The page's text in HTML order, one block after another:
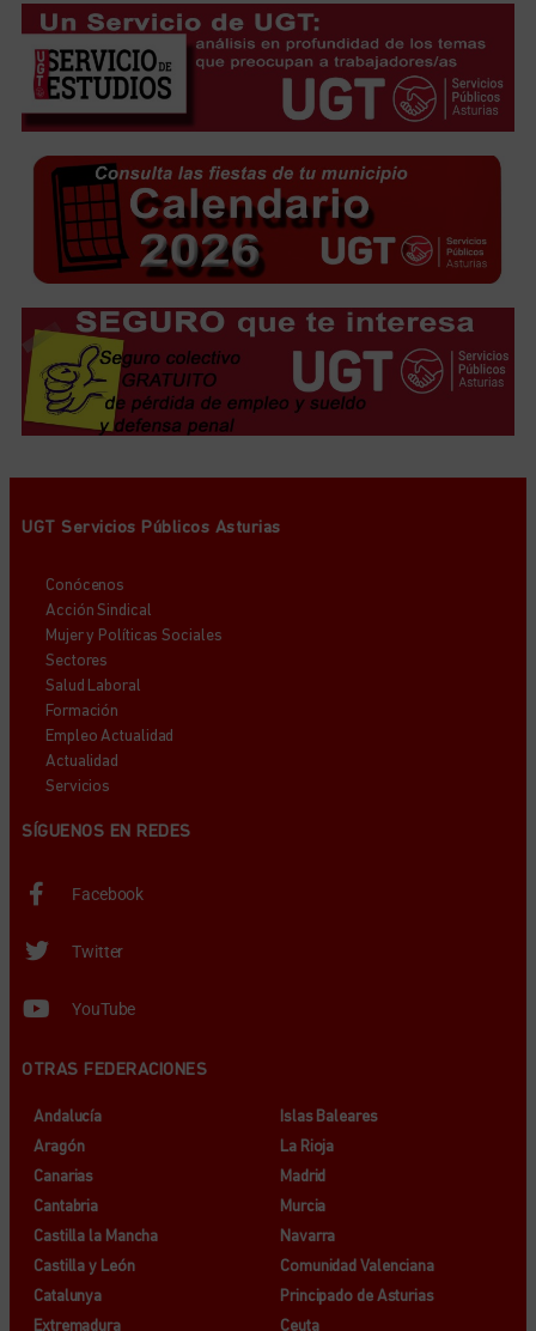
UGT Servicios Públicos Asturias
Conócenos
Acción Sindical
Mujer y Políticas Sociales
Sectores
Salud Laboral
Formación
Empleo Actualidad
Actualidad
Servicios
SÍGUENOS EN REDES
Facebook
Twitter
YouTube
OTRAS FEDERACIONES
Andalucía
Aragón
Canarias
Cantabria
Castilla la Mancha
Castilla y León
Catalunya
Extremadura
Islas Baleares
La Rioja
Madrid
Murcia
Navarra
Comunidad Valenciana
Principado de Asturias
Ceuta